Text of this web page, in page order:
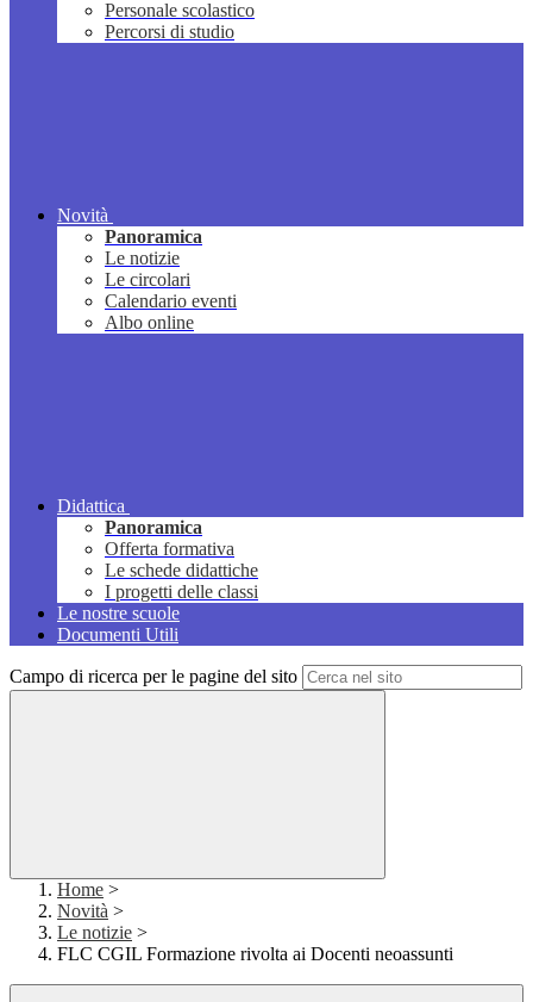
Personale scolastico
Percorsi di studio
Novità
Panoramica
Le notizie
Le circolari
Calendario eventi
Albo online
Didattica
Panoramica
Offerta formativa
Le schede didattiche
I progetti delle classi
Le nostre scuole
Documenti Utili
Campo di ricerca per le pagine del sito
Home >
Novità >
Le notizie >
FLC CGIL Formazione rivolta ai Docenti neoassunti